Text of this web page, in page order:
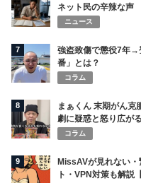
ネット民の辛辣な声
ニュース
7
強盗致傷で懲役7年
番」とは？
コラム
8
まぁくん 末期がん克
劇に疑惑と怒り広が
コラム
9
MissAVが見れない
ト・VPN対策も解説